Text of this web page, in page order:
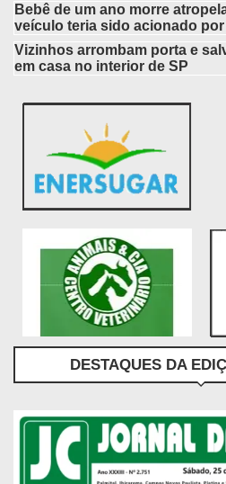
Bebê de um ano morre
veículo teria sido acionado por
Vizinhos arrombam porta e
em casa no interior de SP
DESTAQUES DA